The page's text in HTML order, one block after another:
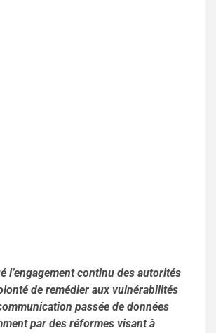
l’engagement continu des autorités
de remédier aux vulnérabilités
passée de données
par des réformes visant à